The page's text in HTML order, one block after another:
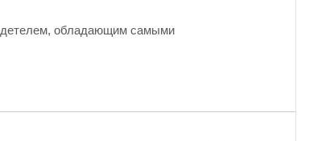
обладающим самыми